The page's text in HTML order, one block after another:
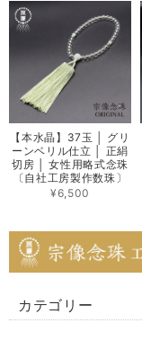
【本水晶】37玉 │ グリ
ーンベリル仕立 │ 正絹
切房 │ 女性用略式念珠
〔自社工房製作数珠〕
¥6,500
カテゴリー